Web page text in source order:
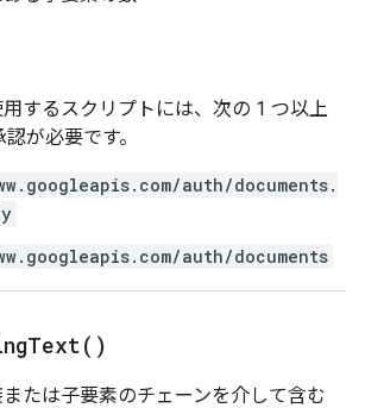
するスクリプトには、次の 1 つ以上
が必要です。
auth/documents.
auth/documents
Text( )
たは子要素のチェーンを介して含む